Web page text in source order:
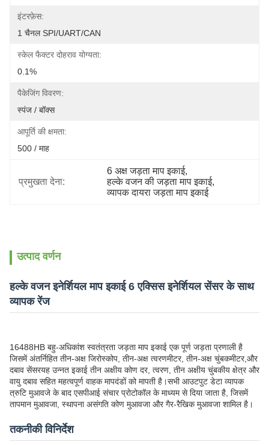
इंटरफ़ेस:
1 चैनल SPI/UART/CAN
स्केल फैक्टर दोहराव योग्यता:
0.1%
पैकेजिंग विवरण:
स्पंज / बॉक्स
आपूर्ति की क्षमता:
500 / माह
प्रमुखता देना:
6 अक्ष जड़ता माप इकाई,
हल्के वजन की जड़ता माप इकाई,
व्यापक दायरा जड़ता माप इकाई
उत्पाद वर्णन
हल्के वजन इनेर्शियल माप इकाई 6 एक्सिस इनेर्शियल सेंसर के साथ
व्यापक रेंज
16488HB बहु-अधिकांश स्वतंत्रता जड़ता माप इकाई एक पूर्ण जड़ता प्रणाली है
जिसमें अंतर्निहित तीन-अक्ष जिरोस्कोप, तीन-अक्ष त्वरणमीटर, तीन-अक्ष चुंबकमीटर,और
दबाव सेंसरयह उन्नत इकाई तीन अक्षीय कोण दर, त्वरण, तीन अक्षीय चुंबकीय क्षेत्र और
वायु दबाव सहित महत्वपूर्ण वाहक मापदंडों को मापती है।सभी आउटपुट डेटा व्यापक
त्रुटि मुआवजे के बाद एसपीआई संचार प्रोटोकॉल के माध्यम से दिया जाता है, जिसमें
तापमान मुआवजा, स्थापना असंगति कोण मुआवजा और गैर-रैखिक मुआवजा शामिल है।
तकनीकी विनिर्देश